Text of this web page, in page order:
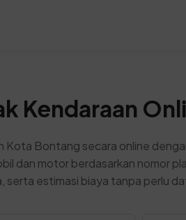
Kendaraan
Kota Bontang secara online
dan motor berdasarkan nomor
serta estimasi biaya tanpa perlu